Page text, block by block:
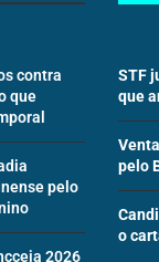
contra
que
pelo
2026
STF
que
pelo
o